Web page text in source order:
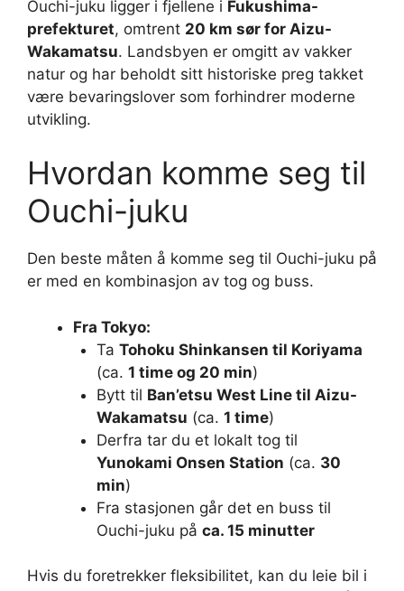
Ouchi-juku ligger i fjellene i Fukushima-
prefekturet, omtrent 20 km sør for Aizu-
Wakamatsu. Landsbyen er omgitt av vakker
natur og har beholdt sitt historiske preg takket
være bevaringslover som forhindrer moderne
utvikling.
Hvordan komme seg til
Ouchi-juku
Den beste måten å komme seg til Ouchi-juku på
er med en kombinasjon av tog og buss.
Fra Tokyo:
Ta Tohoku Shinkansen til Koriyama
(ca. 1 time og 20 min)
Bytt til Ban’etsu West Line til Aizu-
Wakamatsu (ca. 1 time)
Derfra tar du et lokalt tog til
Yunokami Onsen Station (ca. 30
min)
Fra stasjonen går det en buss til
Ouchi-juku på ca. 15 minutter
Hvis du foretrekker fleksibilitet, kan du leie bil i